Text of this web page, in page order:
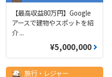
【最高収益80万円】Google
アースで建物やスポットを紹
介 ...
¥5,000,000
旅行・レジャー